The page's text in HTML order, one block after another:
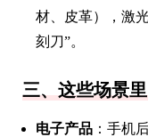
材、皮革），激
刻刀”。
三、这些场景
电子产品 ：手机